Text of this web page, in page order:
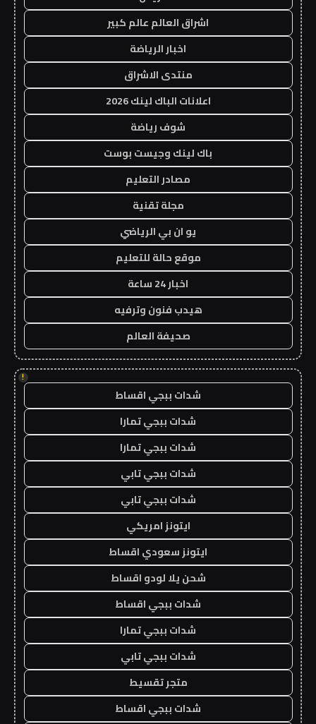
اشراق العالم عالم كبير
اخبار الرياضة
منتدى الاشراق
اعلانات الباك لينك 2026
شوف رياضة
باك لينك وجيست بوست
مصادر التعليم
مجلة تقنية
يو ان بي الرياضي
موقع حالة للتعليم
اخبار 24 ساعة
هيدب فنون وترفيه
صحيفة العالم
!
شدات ببجي اقساط
شدات ببجي تمارا
شدات ببجي تمارا
شدات ببجي تابي
شدات ببجي تابي
ايتونز امريكي
ايتونز سعودي اقساط
شحن يلا لودو اقساط
شدات ببجي اقساط
شدات ببجي تمارا
شدات ببجي تابي
متجر تقسيط
شدات ببجي اقساط